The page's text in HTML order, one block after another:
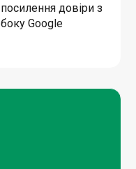
посилення довіри з
боку Google